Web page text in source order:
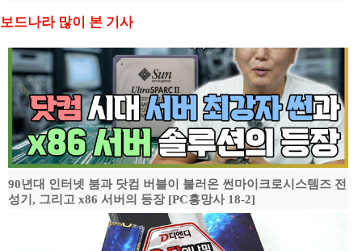
보드나라 많이 본 기사
90년대 인터넷 붐과 닷컴 버블이 불러온 썬마이크로시스템즈 전
성기, 그리고 x86 서버의 등장 [PC흥망사 18-2]